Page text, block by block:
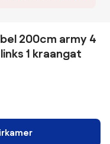
200cm army 4
1 kraangat